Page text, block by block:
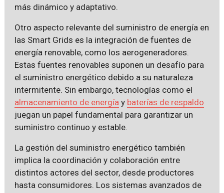
más dinámico y adaptativo.
Otro aspecto relevante del suministro de energía en
las Smart Grids es la integración de fuentes de
energía renovable, como los aerogeneradores.
Estas fuentes renovables suponen un desafío para
el suministro energético debido a su naturaleza
intermitente. Sin embargo, tecnologías como el
almacenamiento de energía y baterías de respaldo
juegan un papel fundamental para garantizar un
suministro continuo y estable.
La gestión del suministro energético también
implica la coordinación y colaboración entre
distintos actores del sector, desde productores
hasta consumidores. Los sistemas avanzados de